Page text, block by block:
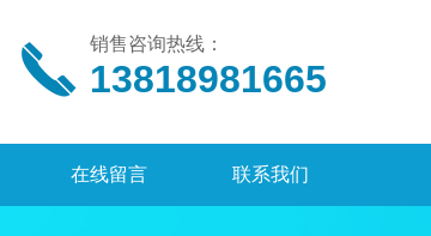
销售咨询热线：
13818981665
在线留言 联系我们